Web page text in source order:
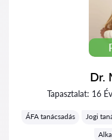
Dr.
Tapasztalat: 16
ÁFA tanácsadás Jogi